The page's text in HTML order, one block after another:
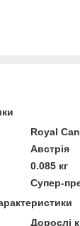
Royal
Австрія
0.085 кг
Супер-
Дорослі